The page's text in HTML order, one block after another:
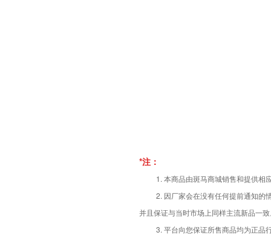
*注：
1. 本商品由斑马商城销售和提供相
2. 因厂家会在没有任何提前通知的
并且保证与当时市场上同样主流新品一
3. 平台向您保证所售商品均为正品